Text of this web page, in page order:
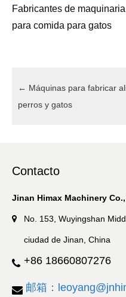
Fabricantes de maquinaria
para comida para gatos
← Máquinas para fabricar
perros y gatos
Contacto
Jinan Himax Machinery
No. 153, Wuyingshan
ciudad de Jinan, China
+86 18660807276
邮箱：